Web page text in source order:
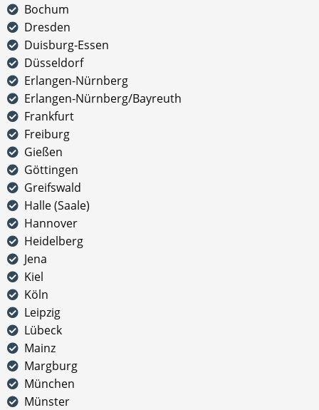
Bochum
Dresden
Duisburg-Essen
Düsseldorf
Erlangen-Nürnberg
Erlangen-Nürnberg/Bayreuth
Frankfurt
Freiburg
Gießen
Göttingen
Greifswald
Halle (Saale)
Hannover
Heidelberg
Jena
Kiel
Köln
Leipzig
Lübeck
Mainz
Margburg
München
Münster